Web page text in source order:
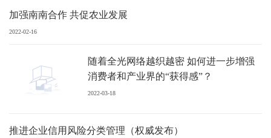
加强南南合作 共促农业发展
2022-02-16
随着全光网络越织越密 如何进一步增强
消费者和产业界的“获得感”？
2022-03-18
推进企业信用风险分类管理（权威发布）